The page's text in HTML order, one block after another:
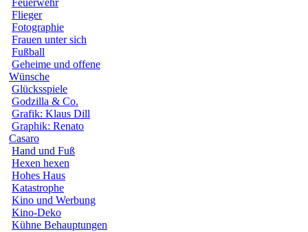
Feuerwehr
Flieger
Fotographie
Frauen unter sich
Fußball
Geheime und offene
Wünsche
Glücksspiele
Godzilla & Co.
Grafik: Klaus Dill
Graphik: Renato
Casaro
Hand und Fuß
Hexen hexen
Hohes Haus
Katastrophe
Kino und Werbung
Kino-Deko
Kühne Behauptungen